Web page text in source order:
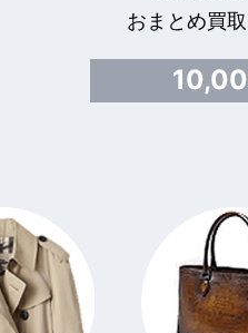
おまとめ買